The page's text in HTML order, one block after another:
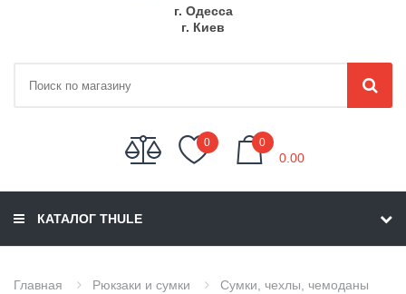
г. Одесса
г. Киев
0 0
0.00
КАТАЛОГ THULE
Главная Рюкзаки и сумки
Сумки, чехлы, чемоданы